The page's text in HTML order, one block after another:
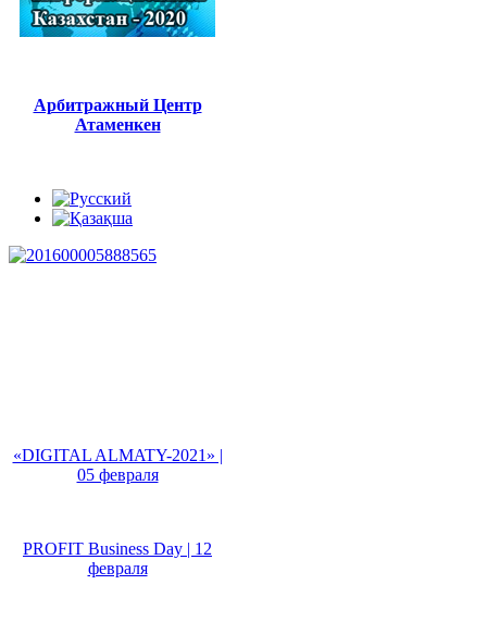
Арбитражный Центр
Атаменкен
«DIGITAL ALMATY-2021» |
05 февраля
PROFIT Business Day | 12
февраля